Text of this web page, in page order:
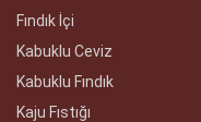
Fındık İçi
Kabuklu Ceviz
Kabuklu Fındık
Kaju Fıstığı